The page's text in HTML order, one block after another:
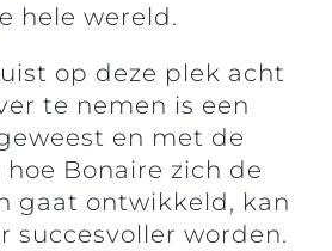
hele wereld.
op deze plek acht
te nemen is een
en met de
Bonaire zich de
gaat ontwikkeld, kan
succesvoller worden.